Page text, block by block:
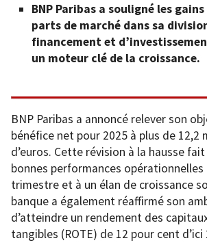
BNP Paribas a souligné les
parts de marché dans sa
financement et
un moteur clé de la croissance.
BNP Paribas a annoncé relever son
bénéfice net pour 2025 à plus de 12,2
d’euros. Cette révision à la hausse
bonnes performances opérationnelles
trimestre et à un élan de croissance
banque a également réaffirmé son
d’atteindre un rendement des
tangibles (ROTE) de 12 pour cent d’ici